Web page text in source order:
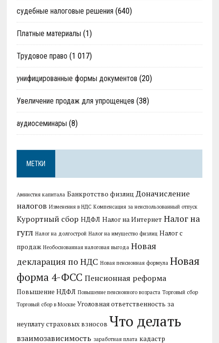
судебные налоговые решения (640)
Платные материалы (1)
Трудовое право (1 017)
унифицированные формы документов (20)
Увеличение продаж для упрощенцев (38)
аудиосеминары (8)
МЕТКИ
Амнистия капитала Банкротство физлиц Доначисление
налогов Изменения в НДС Компенсация за неиспользованный отпуск
Курортный сбор НДФЛ Налог на Интернет Налог на
гугл Налог на долгострой Налог на имущество физлиц Налог с
продаж Необоснованная налоговая выгода Новая
декларация по НДС Новая пенсионная формула Новая
форма 4-ФСС Пенсионная реформа
Повышение НДФЛ Повышение пенсионного возраста Торговый сбор
Торговый сбор в Москве Уголовная ответственность за
неуплату страховых взносов Что делать
взаимозависимость заработная плата кадастр